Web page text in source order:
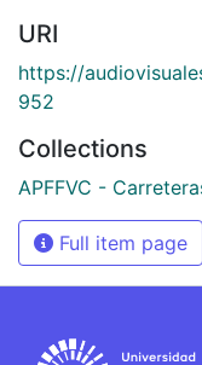
URI
https://
952
Collections
APFFVC -
Full item page